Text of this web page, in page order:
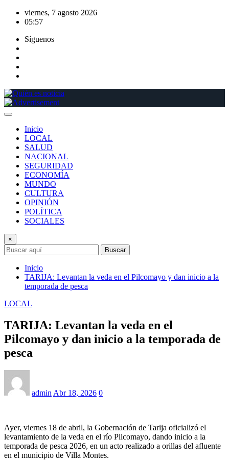
Saltar
viernes, 7 agosto 2026
05:57
Síguenos
Inicio
LOCAL
SALUD
NACIONAL
SEGURIDAD
ECONOMÍA
MUNDO
CULTURA
OPINIÓN
POLÍTICA
SOCIALES
×
Buscar
Inicio
TARIJA: Levantan la veda en el Pilcomayo y dan inicio a la
temporada de pesca
LOCAL
TARIJA: Levantan la veda en el
Pilcomayo y dan inicio a la temporada de
pesca
admin Abr 18, 2026 0
Ayer, viernes 18 de abril, la Gobernación de Tarija oficializó el
levantamiento de la veda en el río Pilcomayo, dando inicio a la
temporada de pesca 2026, en un acto realizado a orillas del afluente
en el municipio de Villa Montes.